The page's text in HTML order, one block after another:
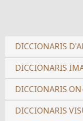
DICCIONARIS
DICCIONARIS
DICCIONARIS
DICCIONARIS